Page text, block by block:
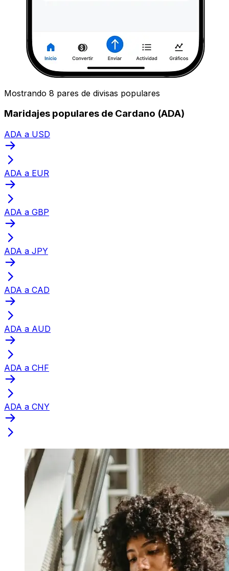
Mostrando 8 pares de divisas populares
Maridajes populares de Cardano (ADA)
ADA a USD
ADA a EUR
ADA a GBP
ADA a JPY
ADA a CAD
ADA a AUD
ADA a CHF
ADA a CNY